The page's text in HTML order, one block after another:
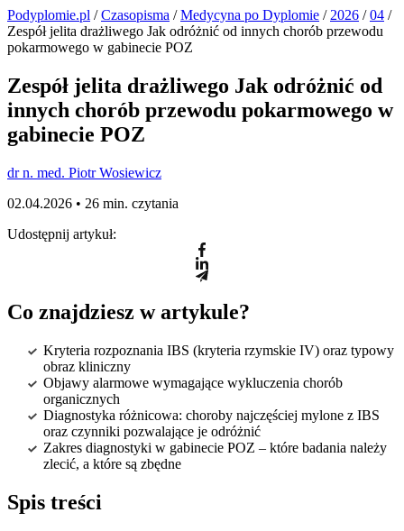
Podyplomie.pl /Czasopisma /Medycyna po Dyplomie / 2026 /04 /
Zespół jelita drażliwego Jak odróżnić od innych chorób przewodu
pokarmowego w gabinecie POZ
Zespół jelita drażliwego Jak odróżnić od
innych chorób przewodu pokarmowego w
gabinecie POZ
dr n. med. Piotr Wosiewicz
02.04.2026 • 26 min. czytania
Udostępnij artykuł:
Co znajdziesz w artykule?
Kryteria rozpoznania IBS (kryteria rzymskie IV) oraz typowy
obraz kliniczny
Objawy alarmowe wymagające wykluczenia chorób
organicznych
Diagnostyka różnicowa: choroby najczęściej mylone z IBS
oraz czynniki pozwalające je odróżnić
Zakres diagnostyki w gabinecie POZ – które badania należy
zlecić, a które są zbędne
Spis treści